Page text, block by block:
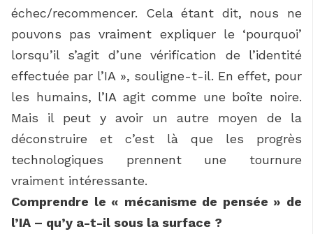
échec/recommencer. Cela étant dit, nous ne
pouvons pas vraiment expliquer le ‘pourquoi’
lorsqu’il s’agit d’une vérification de l’identité
effectuée par l’IA », souligne-t-il. En effet, pour
les humains, l’IA agit comme une boîte noire.
Mais il peut y avoir un autre moyen de la
déconstruire et c’est là que les progrès
technologiques prennent une tournure
vraiment intéressante.
Comprendre le « mécanisme de pensée » de
l’IA – qu’y a-t-il sous la surface ?